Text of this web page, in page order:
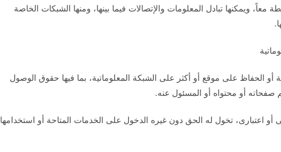
ويمكنها تبادل المعلومات والإتصالات فيما بينها، ومنها الشبكات الخاصة
الحفاظ على موقع أو أكثر على الشبكة المعلوماتية، بما فيها حقوق الوصول
صفحاته أو محتواه أو المسئول عنه.
تخول له الحق دون غيره الدخول على الخدمات المتاحة أو استخدامها